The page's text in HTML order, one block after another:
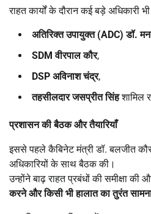
राहत कार्यों के दौरान कई बड़े अधिकारी
अतिरिक्त उपायुक्त (ADC)डॉ.
SDMवीरपाल कौर,
DSP अविनाश चंद्र,
तहसीलदार जसप्रीत सिंहशामिल
प्रशासन की बैठक और तैयारियाँ
इससे पहले कैबिनेट मंत्री डॉ. बलजीत
अधिकारियों के साथ बैठक की।
उन्होंने बाढ़ राहत प्रबंधों की समीक्षा की
करने और किसी भी हालात का तुरंत